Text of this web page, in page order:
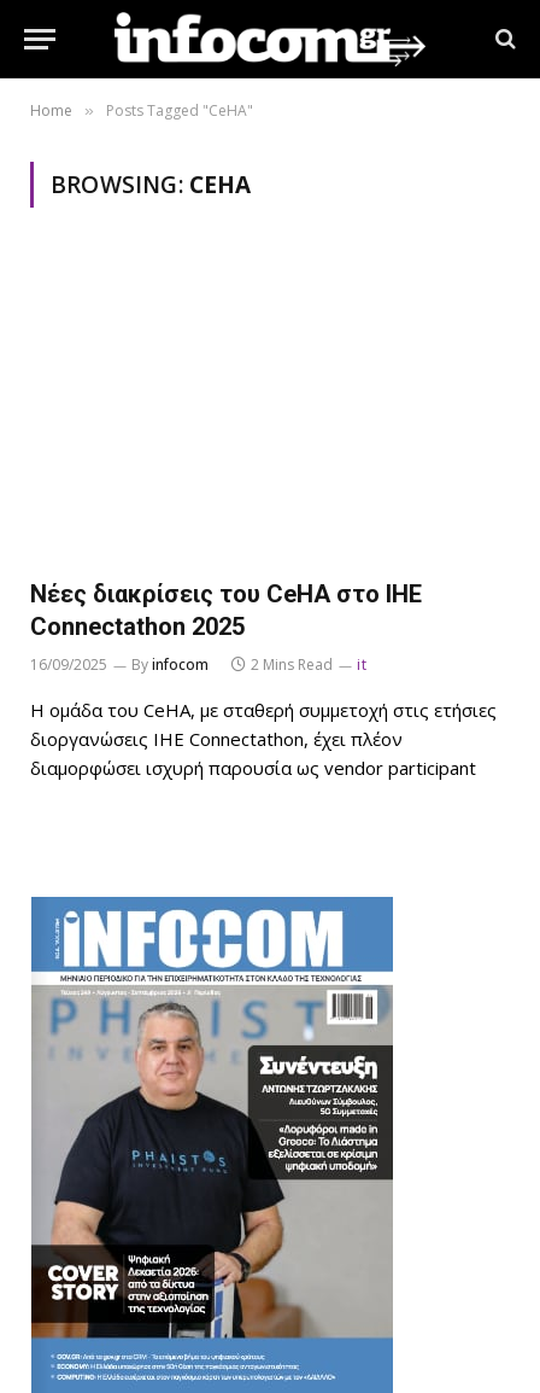
Home » Posts Tagged "CeHA"
BROWSING: CEHA
Νέες διακρίσεις του CeHA στο ΙΗΕ
Connectathon 2025
16/09/2025 Byinfocom 2 Mins Read it
Η ομάδα του CeHA, με σταθερή συμμετοχή στις ετήσιες
διοργανώσεις IHE Connectathon, έχει πλέον
διαμορφώσει ισχυρή παρουσία ως vendor participant